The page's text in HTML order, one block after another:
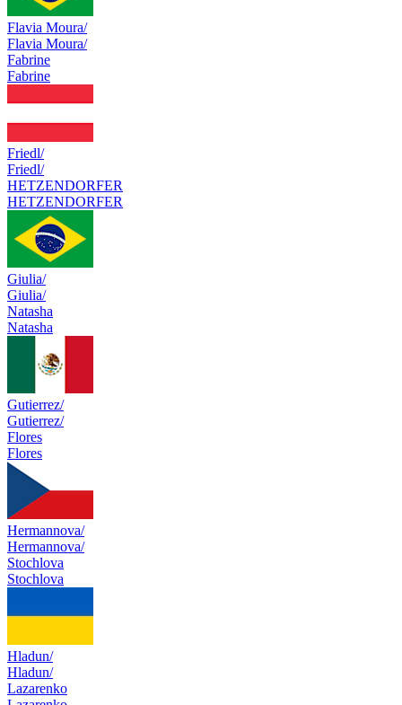
Flavia Moura/
Flavia Moura/
Fabrine
Fabrine
Friedl/
Friedl/
HETZENDORFER
HETZENDORFER
Giulia/
Giulia/
Natasha
Natasha
Gutierrez/
Gutierrez/
Flores
Flores
Hermannova/
Hermannova/
Stochlova
Stochlova
Hladun/
Hladun/
Lazarenko